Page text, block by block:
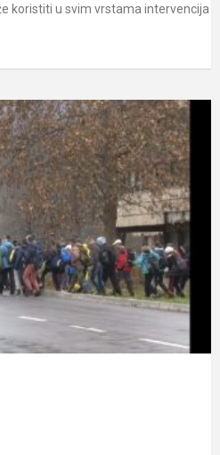
koristiti u svim vrstama intervencija